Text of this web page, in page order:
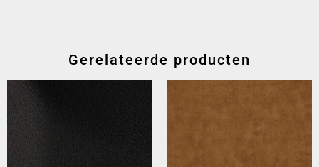
Gerelateerde producten